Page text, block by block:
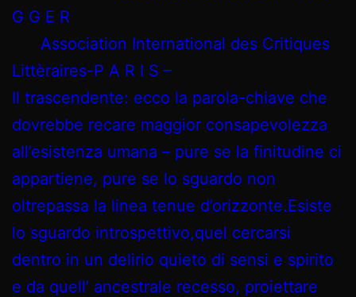
G G E R
Association International des Critiques
Littèraires-P A R I S –
Il trascendente: ecco la parola-chiave che
dovrebbe recare maggior consapevolezza
all’esistenza umana – pure se la finitudine ci
appartiene, pure se lo sguardo non
oltrepassa la linea tenue d’orizzonte.Esiste
lo sguardo introspettivo,quel cercarsi
dentro in un delirio quieto di sensi e spirito
e da quell’ ancestrale recesso, proiettare